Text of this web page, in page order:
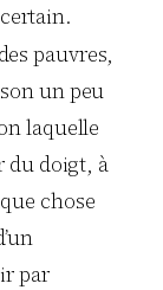
certain.
pauvres,
un peu
laquelle
du doigt, à
chose
par